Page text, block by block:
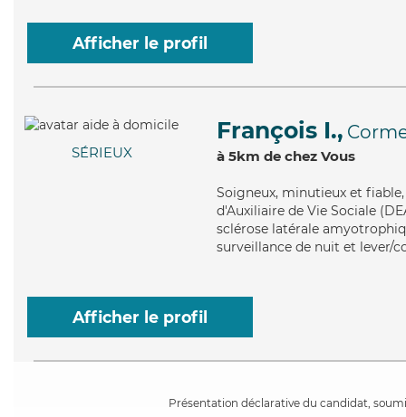
Afficher le profil
SÉRIEUX
François I.,
à 5km de chez Vous
Soigneux, minutieux et
d'Auxiliaire de Vie Sociale
sclérose latérale
surveillance de nuit et lever/
Afficher le profil
Présentation déclarative du candidat,